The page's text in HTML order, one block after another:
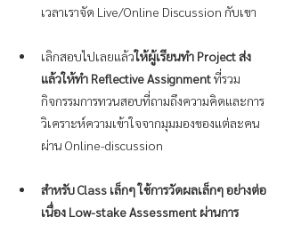
เวลาเราจัด Live/Online Discussion กับเขา
เลิกสอบไปเลยแล้วให้ผู้เรียนทำ Project ส่ง
แล้วให้ทำ Reflective Assignment ที่รวม
กิจกรรมการทวนสอบที่ถามถึงความคิดและการ
วิเคราะห์ความเข้าใจจากมุมมองของแต่ละคน
ผ่าน Online-discussion
สำหรับ Class เล็กๆ ใช้การวัดผลเล็กๆ อย่างต่อ
เนื่อง Low-stake Assessment ผ่านการ